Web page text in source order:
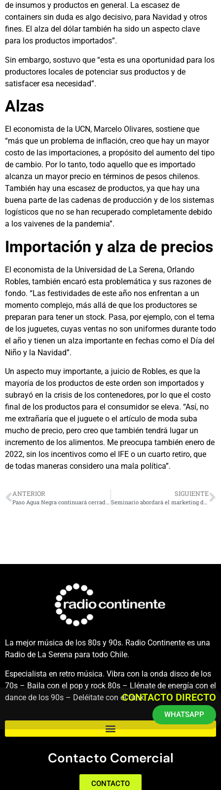
de insumos y productos en general. La escasez de
containers sin duda es algo decisivo, para Navidad y otros
fines. El alza del dólar también ha sido un aspecto clave
para los productos importados”.
Sin embargo, sostuvo que “esta es una oportunidad para los
productores locales de potenciar sus productos y de
satisfacer esa necesidad”.
Alzas
El economista de la UCN, Marcelo Olivares, sostiene que
“más que un problema de inflación, creo que hay un mayor
costo de las importaciones, a propósito del aumento del tipo
de cambio. Por lo tanto, todo aquello que es importado
alcanza un mayor precio en términos de pesos chilenos.
También hay una escasez de productos, ya que hay una
buena parte de las cadenas de producción y de los sistemas
logísticos que no se han recuperado completamente debido
a los vaivenes de la pandemia”.
Importación y alza de precios
El economista de la Universidad de La Serena, Orlando
Robles, también encaró esta problemática y sus razones de
fondo. “Las festividades de este año nos enfrentan a un
momento complejo, más allá de que los productores se
preparan para tener un stock. Pasa, por ejemplo, con el tema
de los juguetes, cuyas ventas no son uniformes durante todo
el año y tienen un alza importante en fechas como el Día del
Niño y la Navidad”.
Un aspecto muy importante, a juicio de Robles, es que la
mayoría de los productos de este orden son importados y
subrayó en la crisis de los contenedores, por lo que el costo
final de los productos para el consumidor se eleva. “Así, no
me extrañaría que el juguete o el artículo de moda suba
mucho de precio, pero creo que también tendrá lugar un
incremento de los alimentos. Me preocupa también enero de
2022, sin los incentivos como el IFE o un cuarto retiro, que
de todas maneras considero una mala política”.
ANTERIOR
Paso Agua Negra continuará cerrado: no fue considerado en apertura de fronteras
SIGUIENTE
Seminario abordará el marketing digital: El aliado de todo emprendimiento
La mejor música de los 80s y 90s. Radio Continente es una
Radio de La Serena para todo Chile.
Especialista en retro música. Vibra con la onda disco de los
70s – Baila con el pop y rock 80s – Llénate de energía con el
dance de los 90s – Deléitate con el funk.
Contacto Comercial
CONTACTO
CONTACTO DIRECTO
WHATSAPP